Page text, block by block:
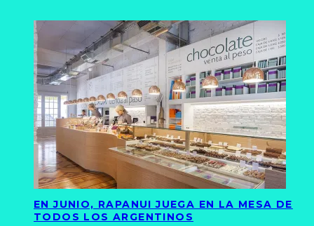
EN JUNIO, RAPANUI JUEGA EN LA MESA DE
TODOS LOS ARGENTINOS